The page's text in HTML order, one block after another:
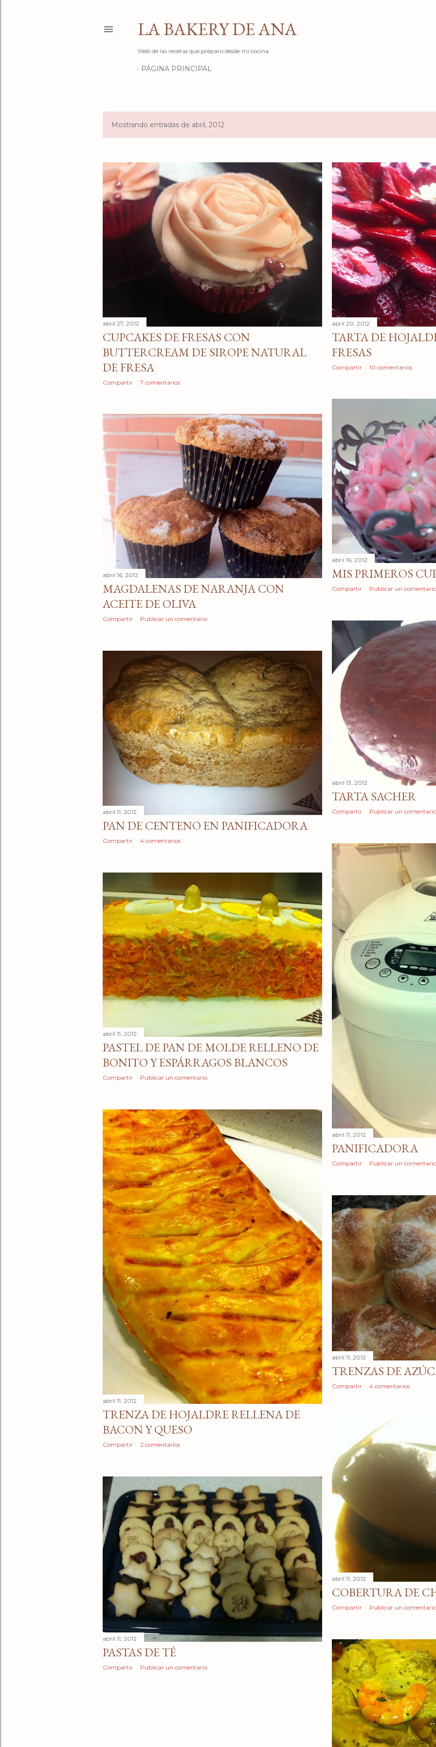
LA BAKERY DE ANA
Web de las recetas que preparo desde mi cocina.
PÁGINA PRINCIPAL
E
t
r
a
d
Mostrando entradas de abril, 2012
abril 27, 2012
CUPCAKES DE FRESAS CON
BUTTERCREAM DE SIROPE NATURAL
DE FRESA
Compartir 7 comentarios
abril 20, 2012
TARTA DE
FRESAS
Compartir 10 comentarios
abril 16, 2012
MIS PRIMEROS
Compartir Publicar un comentario
abril 16, 2012
MAGDALENAS DE NARANJA CON
ACEITE DE OLIVA
Compartir Publicar un comentario
abril 13, 2012
TARTA SACHER
Compartir Publicar un comentario
abril 11, 2012
PAN DE CENTENO EN PANIFICADORA
Compartir 4 comentarios
abril 11, 2012
PANIFICADORA
Compartir Publicar un comentario
abril 11, 2012
PASTEL DE PAN DE MOLDE RELLENO DE
BONITO Y ESPÁRRAGOS BLANCOS
Compartir Publicar un comentario
abril 11, 2012
TRENZA DE HOJALDRE RELLENA DE
BACON Y QUESO
Compartir 2 comentarios
abril 11, 2012
TRENZAS DE
Compartir 4 comentarios
abril 11, 2012
COBERTURA DE
Compartir Publicar un comentario
abril 11, 2012
PASTAS DE TÉ
Compartir Publicar un comentario